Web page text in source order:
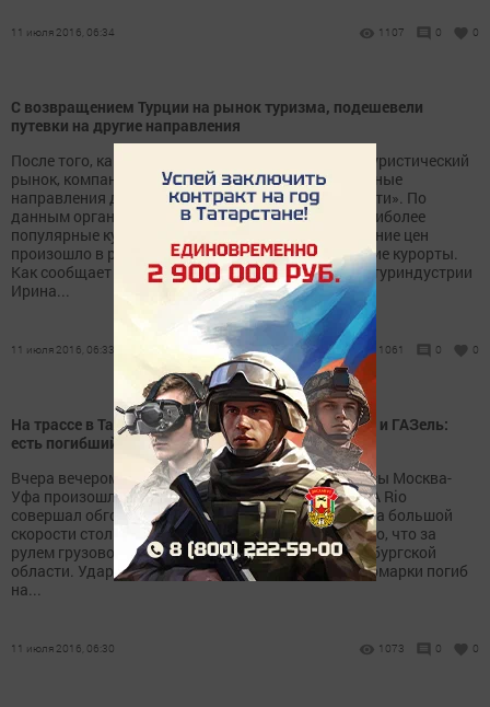
11 июля 2016, 06:34 1107 0 0
С возвращением Турции на рынок туризма, подешевели
путевки на другие направления
После того, как Турция вернулась на российский туристический
рынок, компании снизили цены на другие популярные
направления для путешествий, пишет «РИА-Новости». По
данным организации, за последние шесть дней наиболее
популярные курорты подешевели на 10-11%. Падение цен
произошло в результате снижения спроса на другие курорты.
Как сообщает Представитель Российского союза туриндустрии
Ирина...
11 июля 2016, 06:33 1061 0 0
На трассе в Татарстане лоб в лоб столкнулись Киа и ГАЗель:
есть погибший
Вчера вечером, 9 июля, на 956-ом километре трассы Москва-
Уфа произошло смертельное ДТП. Автомобиль KIA Rio
совершал обгон и выехала на «встречку». Там он на большой
скорости столкнулся с грузовой ГАЗелью. Известно, что за
рулем грузового авто был 56-летний житель Оренбургской
области. Удар был очень сильным, и водитель иномарки погиб
на...
11 июля 2016, 06:30 1073 0 0